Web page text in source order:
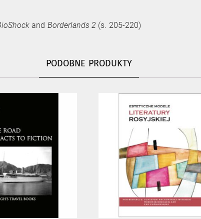
and Borderlands 2 (s. 205-220)
PODOBNE PRODUKTY